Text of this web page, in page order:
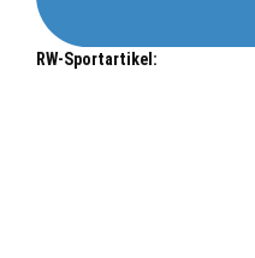
RW-Sportartikel: